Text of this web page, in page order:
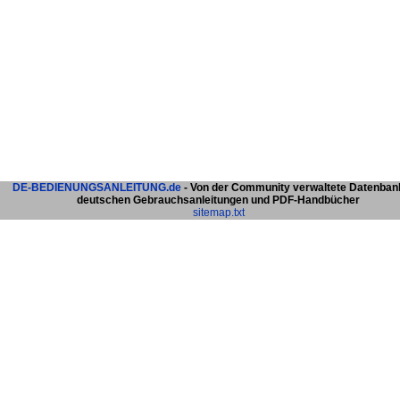
DE-BEDIENUNGSANLEITUNG.de - Von der Community verwaltete
deutschen Gebrauchsanleitungen und PDF-Handbücher
sitemap.txt